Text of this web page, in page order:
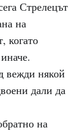
Стрелецът
на
когато
вежди някой
дали да
на